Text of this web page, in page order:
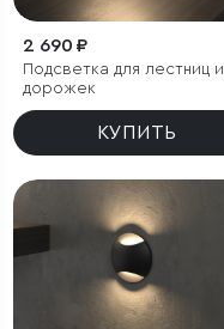
2 690 ₽
Подсветка для лестниц и
дорожек
КУПИТЬ